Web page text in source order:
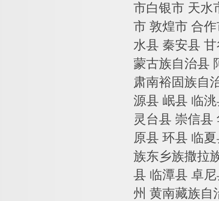
市白银市 天水
市 敦煌市 合
水县 秦安县
蒙古族自治县
肃南裕固族自
源县 岷县 临
灵台县 崇信县
原县 环县 临
族东乡族撒拉
县 临潭县 卓
州 黄南藏族自